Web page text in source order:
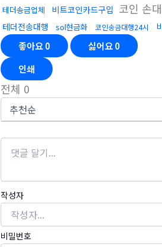
테더송금업체 비트코인카드구입 코인 손
테더전송대행 sol현금화 코인송금대행24시
좋아요0 싫어요0
인쇄
전체 0
작성자
비밀번호